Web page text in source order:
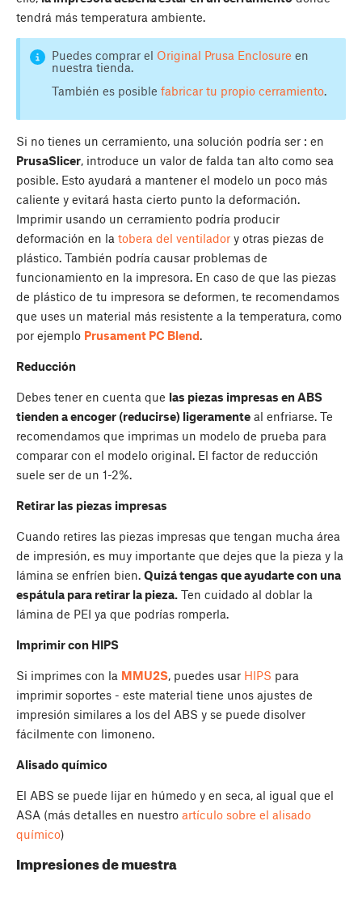
tendrá más temperatura ambiente.
Puedes comprar el Original Prusa Enclosure en
nuestra tienda.
También es posible fabricar tu propio cerramiento.
Si no tienes un cerramiento, una solución podría ser : en
PrusaSlicer, introduce un valor de falda tan alto como sea
posible. Esto ayudará a mantener el modelo un poco más
caliente y evitará hasta cierto punto la deformación.
Imprimir usando un cerramiento podría producir
deformación en la tobera del ventilador y otras piezas de
plástico. También podría causar problemas de
funcionamiento en la impresora. En caso de que las piezas
de plástico de tu impresora se deformen, te recomendamos
que uses un material más resistente a la temperatura, como
por ejemplo Prusament PC Blend.
Reducción
Debes tener en cuenta que las piezas impresas en ABS
tienden a encoger (reducirse) ligeramente al enfriarse. Te
recomendamos que imprimas un modelo de prueba para
comparar con el modelo original. El factor de reducción
suele ser de un 1-2%.
Retirar las piezas impresas
Cuando retires las piezas impresas que tengan mucha área
de impresión, es muy importante que dejes que la pieza y la
lámina se enfríen bien. Quizá tengas que ayudarte con una
espátula para retirar la pieza. Ten cuidado al doblar la
lámina de PEI ya que podrías romperla.
Imprimir con HIPS
Si imprimes con la MMU2S, puedes usar HIPS para
imprimir soportes - este material tiene unos ajustes de
impresión similares a los del ABS y se puede disolver
fácilmente con limoneno.
Alisado químico
El ABS se puede lijar en húmedo y en seca, al igual que el
ASA (más detalles en nuestro artículo sobre el alisado
químico)
Impresiones de muestra